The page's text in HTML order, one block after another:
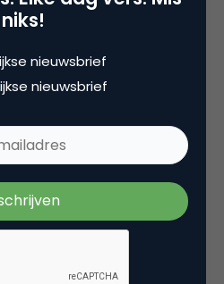
van de lange staart 🙂
niks!
nieuwsbrief
nieuwsbrief